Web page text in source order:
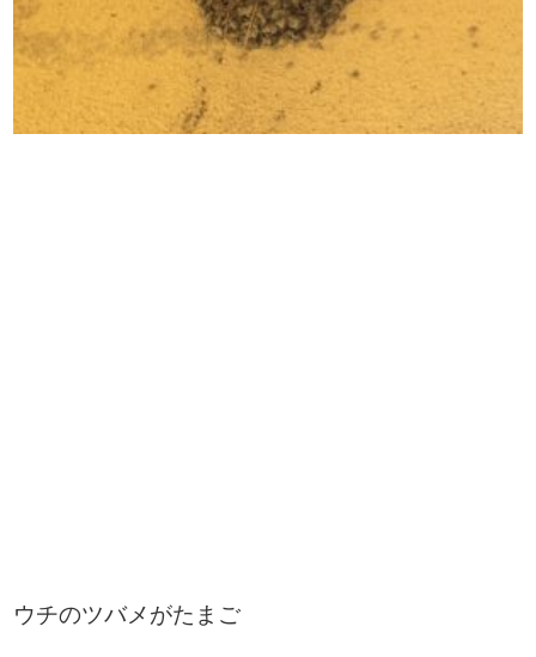
ウチのツバメがたまご